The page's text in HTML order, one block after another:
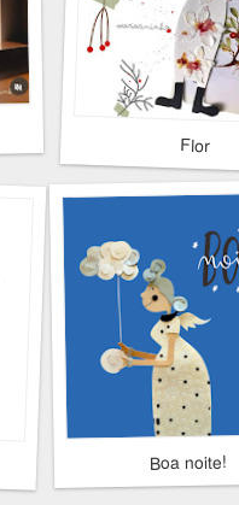
Flor
Boa noite!